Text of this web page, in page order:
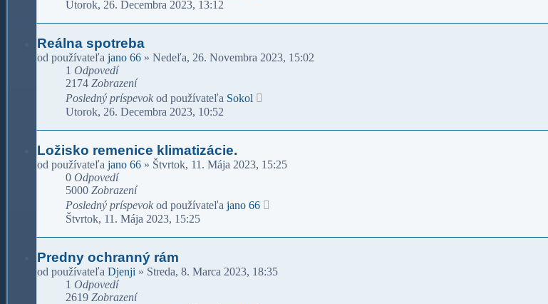
Utorok, 26. Decembra 2023, 13:12
Reálna spotreba
od používateľa jano 66 » Nedeľa, 26. Novembra 2023, 15:02
1 Odpovedí
2174 Zobrazení
Posledný príspevok od používateľa Sokol
Utorok, 26. Decembra 2023, 10:52
Ložisko remenice klimatizácie.
od používateľa jano 66 » Štvrtok, 11. Mája 2023, 15:25
0 Odpovedí
5000 Zobrazení
Posledný príspevok od používateľa jano 66
Štvrtok, 11. Mája 2023, 15:25
Predny ochranný rám
od používateľa Djenji » Streda, 8. Marca 2023, 18:35
1 Odpovedí
2619 Zobrazení